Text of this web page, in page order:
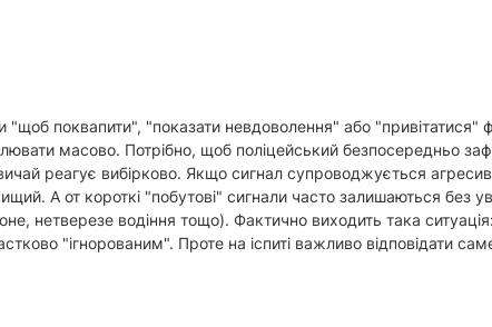
"щоб поквапити", "показати невдоволення" або
масово. Потрібно, щоб поліцейський безпосередньо
реагує вибірково. Якщо сигнал супроводжується
А от короткі "побутові" сигнали часто залишаються без
нетверезе водіння тощо). Фактично виходить така
"ігнорованим". Проте на іспиті важливо відповідати